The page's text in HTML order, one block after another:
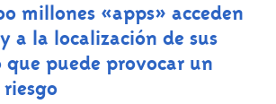
millones «apps» acceden
a la localización de sus
que puede provocar un